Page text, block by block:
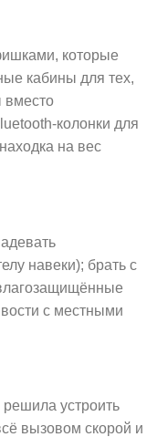
которые
кабины для тех,
вместо
колонки для
на вес
навеки); брать с
с местными
решила устроить
вызовом скорой и